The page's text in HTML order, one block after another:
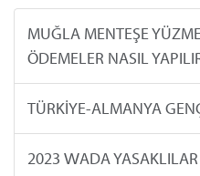
MUĞLA MENTEŞE
ÖDEMELER NASIL
TÜRKİYE-ALMANYA
2023 WADA YASAKLILAR